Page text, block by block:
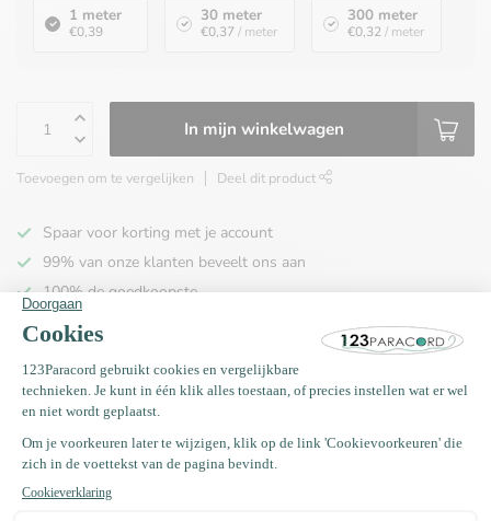
1 meter
€0,39
30 meter
€0,37 / meter
300 meter
€0,32/ meter
In mijn winkelwagen
Toevoegen om te vergelijken Deel dit product
Spaar voor korting met je account
99% van onze klanten beveelt ons aan
100% de goedkoopste
Gratis verzending binnen NL vanaf € 65,00!
Productomschrijving
Specificaties